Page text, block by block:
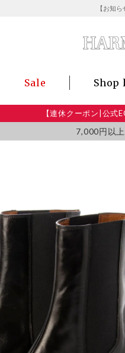
【お知
Sale Shop
【連休クーポン|公式
7,000円以